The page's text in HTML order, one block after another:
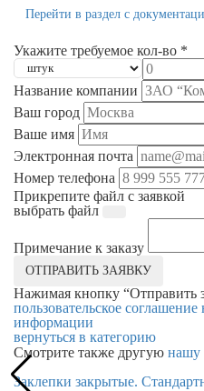
Перейти в раздел с
Укажите требуемое кол-во *
Название компании
Ваш город
Ваше имя
Электронная почта
Номер телефона
Прикрепите файл с заявкой
выбрать файл
Примечание к заказу
ОТПРАВИТЬ ЗАЯВКУ
Нажимая кнопку “Отправить
пользовательское
информации
вернуться в категорию
Смотрите также другую нашу
Заклепки закрытые.